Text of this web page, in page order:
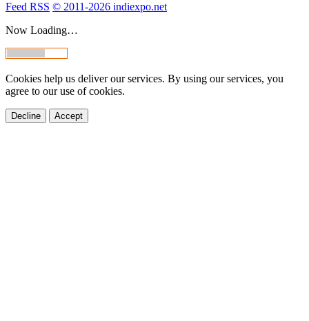
Feed RSS © 2011-2026 indiexpo.net
Now Loading…
Cookies help us deliver our services. By using our services, you
agree to our use of cookies.
Decline Accept